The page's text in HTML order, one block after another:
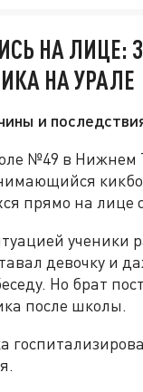
НА ЛИЦЕ:
НА УРАЛЕ
и
№49 в Нижнем
прямо на лице
ученики
девочку и
Но брат
после школы.